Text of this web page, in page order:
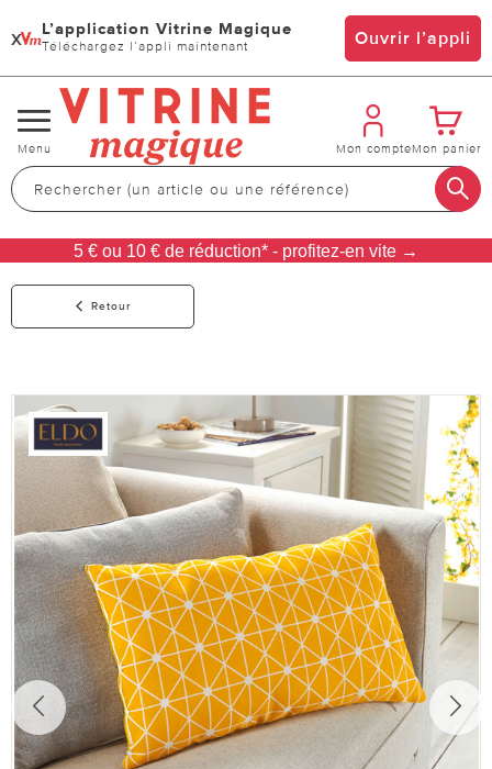
x L’application Vitrine Magique
Téléchargez l’appli maintenant Ouvrir l’appli
Changer
de
navigation
Menu Mon compteMon panier
5 € ou 10 € de réduction* - profitez-en vite →
Retour